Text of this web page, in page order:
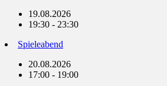
19.08.2026
19:30 - 23:30
Spieleabend
20.08.2026
17:00 - 19:00